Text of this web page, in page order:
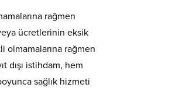
rağmen
ücretlerinin eksik
olmamalarına rağmen
dışı istihdam, hem
sağlık hizmeti